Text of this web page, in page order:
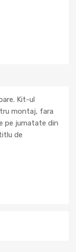
Kit-ul
montaj, fara
pe jumatate din
de